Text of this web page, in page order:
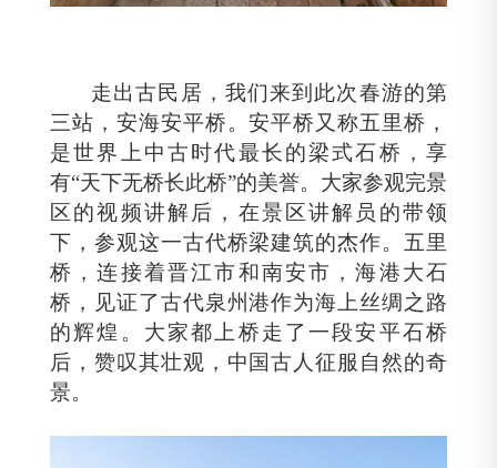
走出古民居，我们来到此次春游的第
三站，安海安平桥。安平桥又称五里桥，
是世界上中古时代最长的梁式石桥，享
有“天下无桥长此桥”的美誉。大家参观完景
区的视频讲解后，在景区讲解员的带领
下，参观这一古代桥梁建筑的杰作。五里
桥，连接着晋江市和南安市，海港大石
桥，见证了古代泉州港作为海上丝绸之路
的辉煌。大家都上桥走了一段安平石桥
后，赞叹其壮观，中国古人征服自然的奇
景。